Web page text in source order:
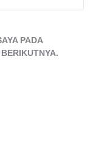
PADA